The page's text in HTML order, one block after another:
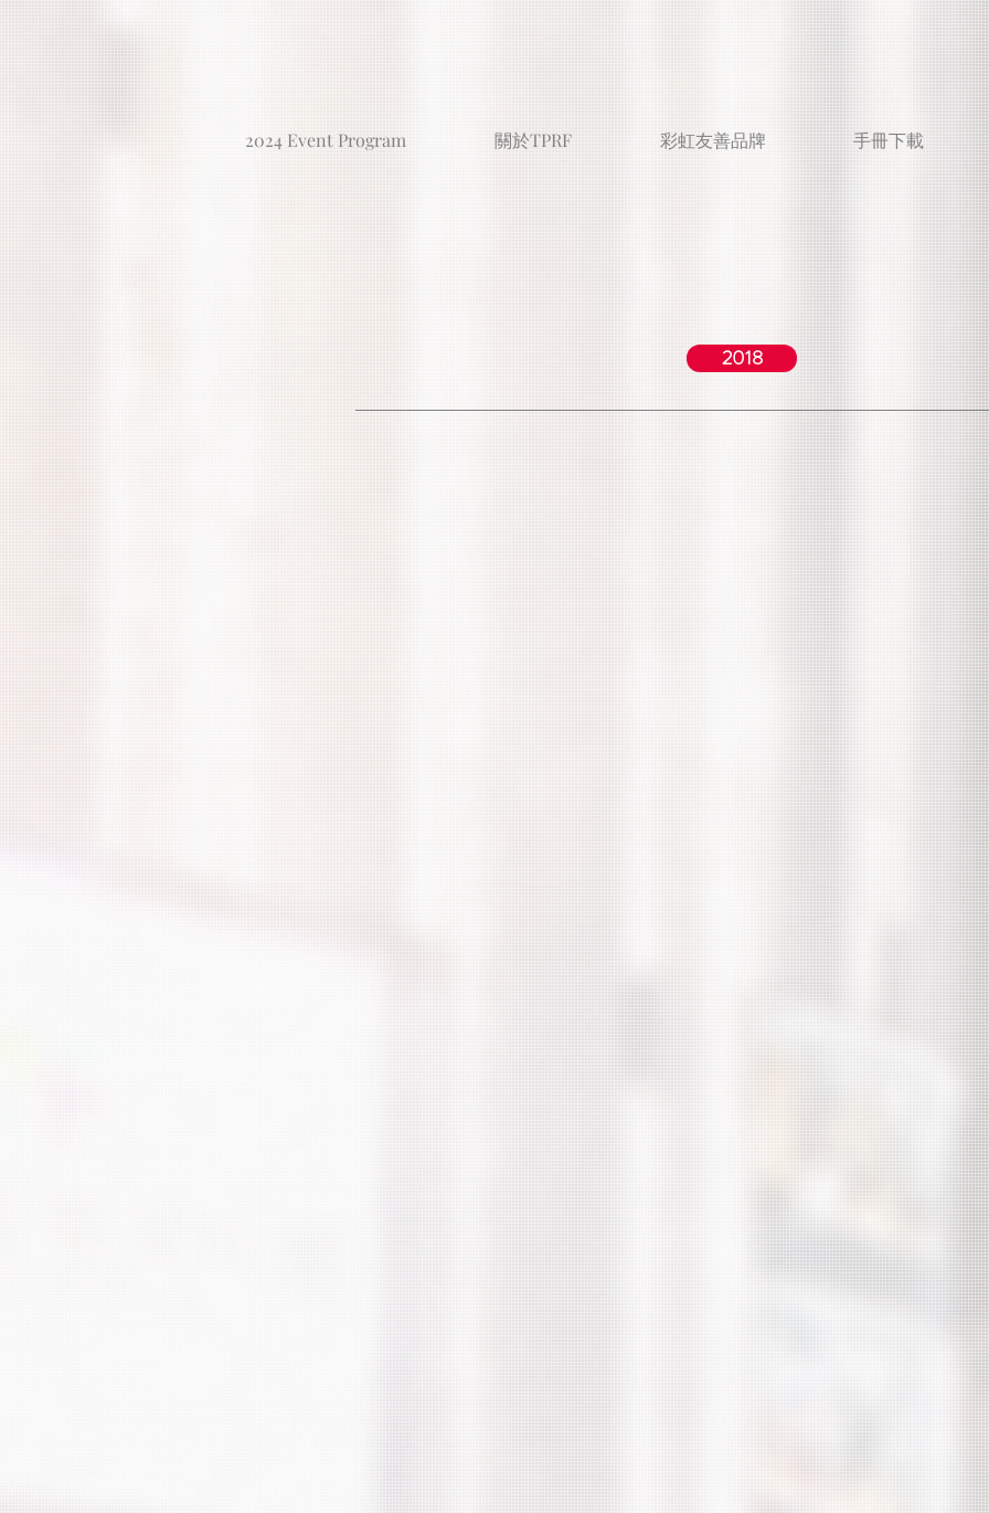
2024 Event Program 關於TPRF 彩虹友善品牌 手冊下載
2018